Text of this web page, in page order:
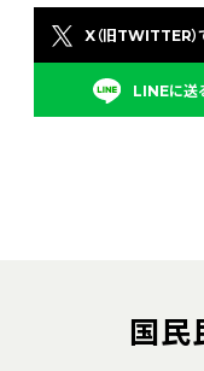
X（旧TWITTER）
LINEに送
国民